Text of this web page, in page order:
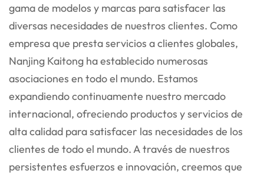
gama de modelos y marcas para satisfacer las
diversas necesidades de nuestros clientes. Como
empresa que presta servicios a clientes globales,
Nanjing Kaitong ha establecido numerosas
asociaciones en todo el mundo. Estamos
expandiendo continuamente nuestro mercado
internacional, ofreciendo productos y servicios de
alta calidad para satisfacer las necesidades de los
clientes de todo el mundo. A través de nuestros
persistentes esfuerzos e innovación, creemos que